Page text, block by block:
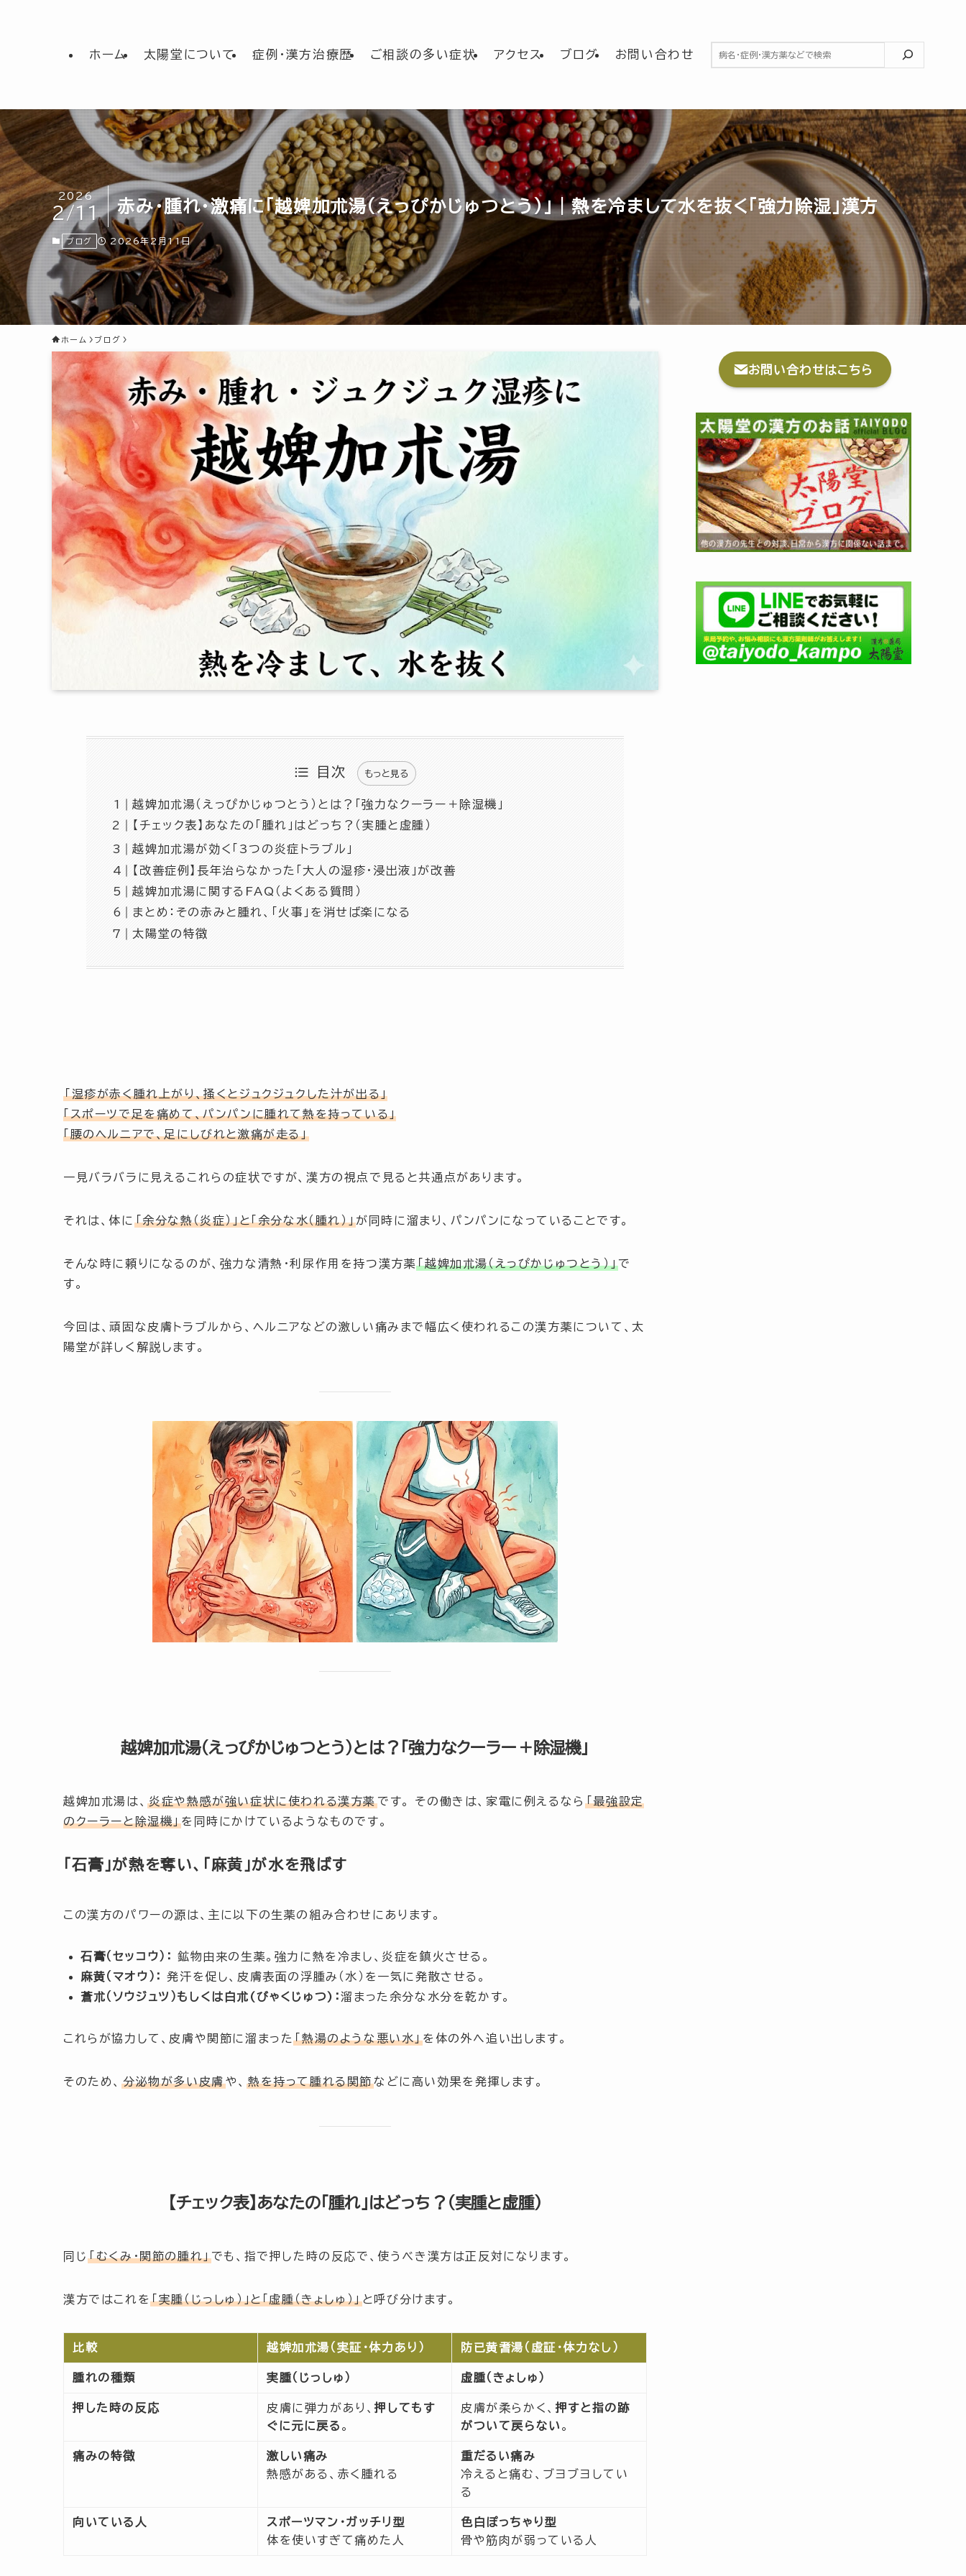
ホーム 太陽堂について 症例・漢方治療歴 ご相談の多い症状 アクセス ブログ お問い合わせ 検索
赤み・腫れ・激痛に「越婢加朮湯（えっぴかじゅつとう）」｜熱を冷まして水を抜く「強力除湿」漢方
2026
2/11
ブログ 2026年2月11日
ホーム ブログ
目次 もっと見る
越婢加朮湯（えっぴかじゅつとう）とは？「強力なクーラー＋除湿機」
【チェック表】あなたの「腫れ」はどっち？（実腫と虚腫）
越婢加朮湯が効く「3つの炎症トラブル」
【改善症例】長年治らなかった「大人の湿疹・浸出液」が改善
越婢加朮湯に関するFAQ（よくある質問）
まとめ：その赤みと腫れ、「火事」を消せば楽になる
太陽堂の特徴
「湿疹が赤く腫れ上がり、掻くとジュクジュクした汁が出る」
「スポーツで足を痛めて、パンパンに腫れて熱を持っている」
「腰のヘルニアで、足にしびれと激痛が走る」
一見バラバラに見えるこれらの症状ですが、漢方の視点で見ると共通点があります。
それは、体に 「余分な熱（炎症）」と「余分な水（腫れ）」が同時に溜まり、パンパンになっていることです。
そんな時に頼りになるのが、強力な清熱・利尿作用を持つ漢方薬「越婢加朮湯（えっぴかじゅつとう）」で
す。
今回は、頑固な皮膚トラブルから、ヘルニアなどの激しい痛みまで幅広く使われるこの漢方薬について、太
陽堂が詳しく解説します。
越婢加朮湯（えっぴかじゅつとう）とは？「強力なクーラー＋除湿機」
越婢加朮湯は、炎症や熱感が強い症状に使われる漢方薬です。 その働きは、家電に例えるなら 「最強設定
のクーラーと除湿機」を同時にかけているようなものです。
「石膏」が熱を奪い、「麻黄」が水を飛ばす
この漢方のパワーの源は、主に以下の生薬の組み合わせにあります。
石膏（セッコウ）：
鉱物由来の生薬。強力に熱を冷まし、炎症を鎮火させる。
麻黄（マオウ）：
発汗を促し、皮膚表面の浮腫み（水）を一気に発散させる。
蒼朮（ソウジュツ）もしくは白朮(びゃくじゅつ)：溜まった余分な水分を乾かす。
これらが協力して、皮膚や関節に溜まった「熱湯のような悪い水」を体の外へ追い出します。
そのため、 分泌物が多い皮膚や、熱を持って腫れる関節などに高い効果を発揮します。
【チェック表】あなたの「腫れ」はどっち？（実腫と虚腫）
同じ「むくみ・関節の腫れ」でも、指で押した時の反応で、使うべき漢方は正反対になります。
漢方ではこれを「実腫（じっしゅ）」と「虚腫（きょしゅ）」と呼び分けます。
比較 越婢加朮湯（実証・体力あり） 防已黄耆湯（虚証・体力なし）
腫れの種類 実腫（じっしゅ） 虚腫（きょしゅ）
押した時の反応 皮膚に弾力があり、押してもす
ぐに元に戻る 。
皮膚が柔らかく、 押すと指の跡
がついて戻らない 。
痛みの特徴
激しい痛み
熱感がある、赤く腫れる
重だるい痛み
冷えると痛む、ブヨブヨしてい
る
向いている人
スポーツマン・ガッチリ型
体を使いすぎて痛めた人
色白ぽっちゃり型
骨や筋肉が弱っている人
お問い合わせはこちら